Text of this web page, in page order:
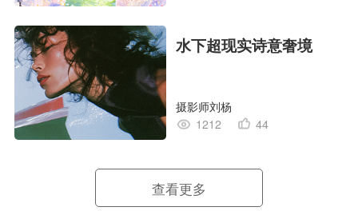
水下超现实诗意奢境
摄影师刘杨
1212
44
查看更多